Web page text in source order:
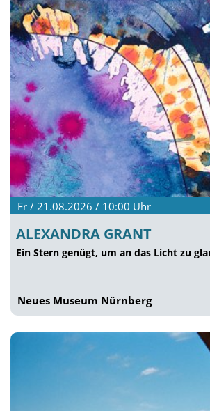
Fr / 21.08.2026 / 10:00 Uhr
ALEXANDRA GRANT
Ein Stern genügt, um an das Licht zu
Neues Museum Nürnberg